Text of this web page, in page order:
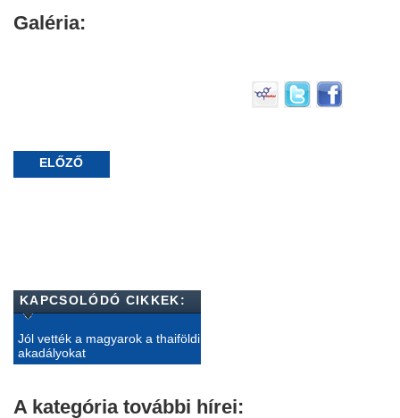
Galéria:
ELŐZŐ
KAPCSOLÓDÓ CIKKEK:
Jól vették a magyarok a thaiföldi
akadályokat
A kategória további hírei: